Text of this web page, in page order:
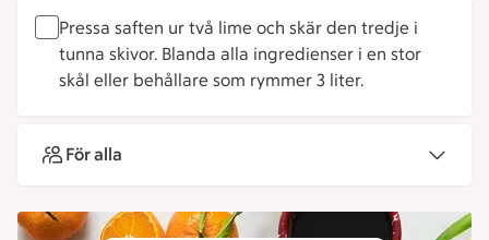
Pressa saften ur två lime och skär den tredje i
tunna skivor. Blanda alla ingredienser i en stor
skål eller behållare som rymmer 3 liter.
För alla